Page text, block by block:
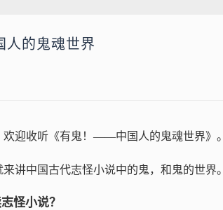
人的鬼魂世界
欢迎收听《有鬼！——中国人的鬼魂世界》。
讲中国古代志怪小说中的鬼，和鬼的世界。
怪小说？